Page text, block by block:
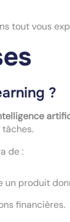
tout vous
?
de :
produit
financières.